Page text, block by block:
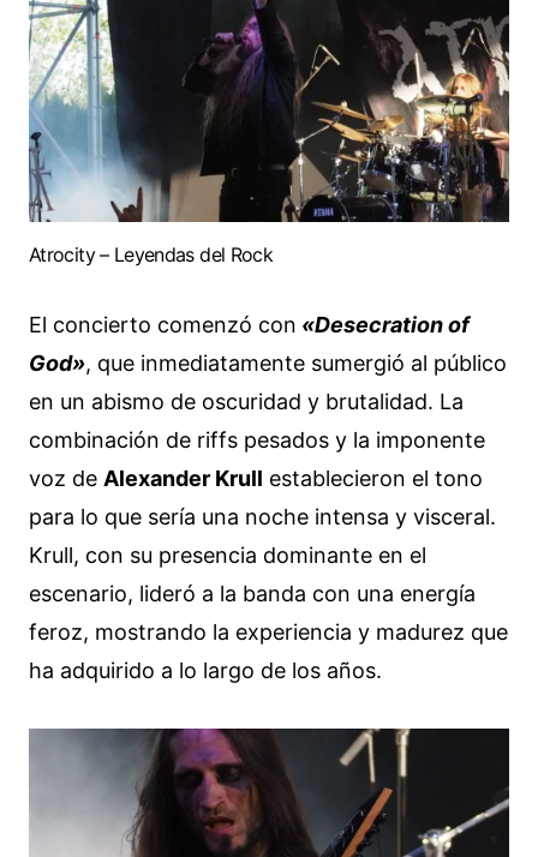
Atrocity – Leyendas del Rock
El concierto comenzó con «Desecration of
God», que inmediatamente sumergió al público
en un abismo de oscuridad y brutalidad. La
combinación de riffs pesados y la imponente
voz de Alexander Krull establecieron el tono
para lo que sería una noche intensa y visceral.
Krull, con su presencia dominante en el
escenario, lideró a la banda con una energía
feroz, mostrando la experiencia y madurez que
ha adquirido a lo largo de los años.